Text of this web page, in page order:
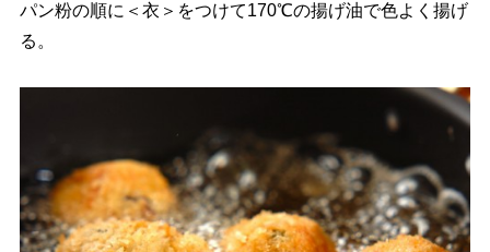
パン粉の順に＜衣＞をつけて170℃の揚げ油で色よく揚げ
る。